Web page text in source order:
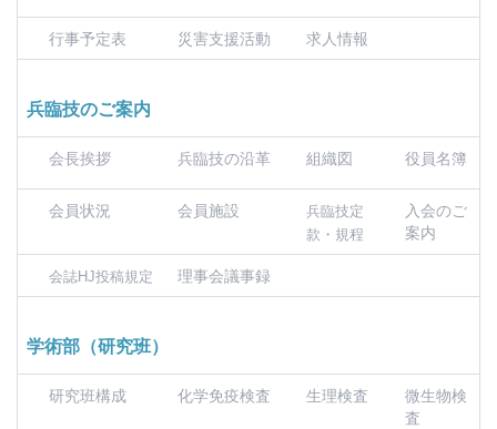
行事予定表 災害支援活動 求人情報
兵臨技のご案内
会長挨拶 兵臨技の沿革 組織図 役員名簿
会員状況 会員施設
兵臨技定
款・規程
入会のご
案内
会誌HJ投稿規定 理事会議事録
学術部（研究班）
研究班構成 化学免疫検査 生理検査
微生物検
査